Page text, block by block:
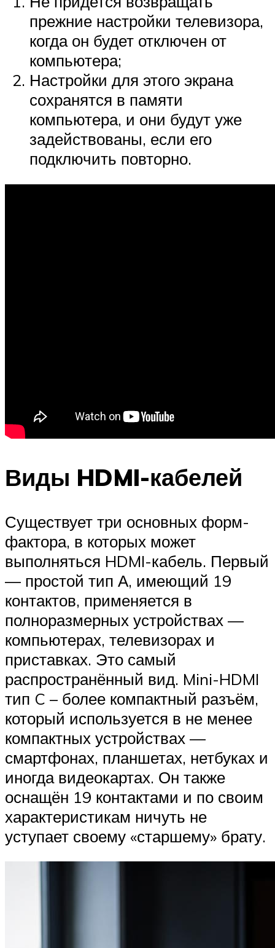
прежние настройки телевизора,
когда он будет отключен от
компьютера;
Настройки для этого экрана
сохранятся в памяти
компьютера, и они будут уже
задействованы, если его
подключить повторно.
Виды HDMI-кабелей
Существует три основных форм-
фактора, в которых может
выполняться HDMI-кабель. Первый
— простой тип А, имеющий 19
контактов, применяется в
полноразмерных устройствах —
компьютерах, телевизорах и
приставках. Это самый
распространённый вид. Mini-HDMI
тип C – более компактный разъём,
который используется в не менее
компактных устройствах —
смартфонах, планшетах, нетбуках и
иногда видеокартах. Он также
оснащён 19 контактами и по своим
характеристикам ничуть не
уступает своему «старшему» брату.